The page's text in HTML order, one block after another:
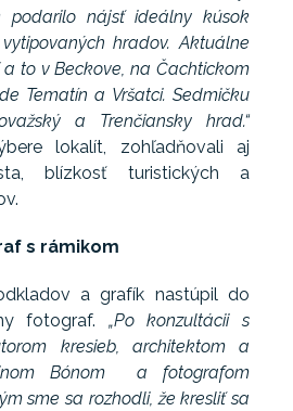
podarilo nájsť ideálny kúsok
hradov. Aktuálne
to v Beckove, na Čachtickom
Tematín a Vršatci. Sedmičku
a Trenčiansky hrad.“
lokalít, zohľadňovali aj
blízkosť turistických a
s rámikom
a grafík nastúpil do
fotograf. „Po konzultácii s
kresieb, architektom a
Bónom a fotografom
sme sa rozhodli, že kresliť sa